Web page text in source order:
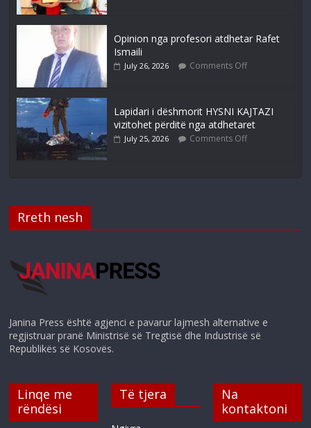
Opinion nga profesori atdhetar Rafet
Ismaili
July 26, 2026 Comments Off
Lapidari i dëshmorit HYSNI KAJTAZI
vizitohet përditë nga atdhetaret
July 25, 2026 Comments Off
Rreth nesh
Janina Press është agjenci e pavarur lajmesh alternative e
regjistruar pranë Ministrisë së Tregtisë dhe Industrisë së
Republikës së Kosovës.
Linqe me
rëndësi
Të tjera
Na
kontaktoni